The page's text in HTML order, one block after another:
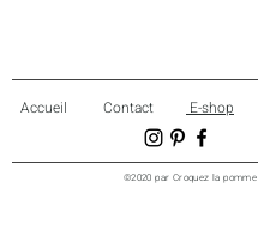
Accueil Contact E-shop
©2020 par Croquez la pomme